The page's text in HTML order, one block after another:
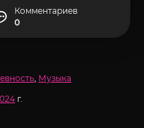
Комментариев
0
, Музыка
г.